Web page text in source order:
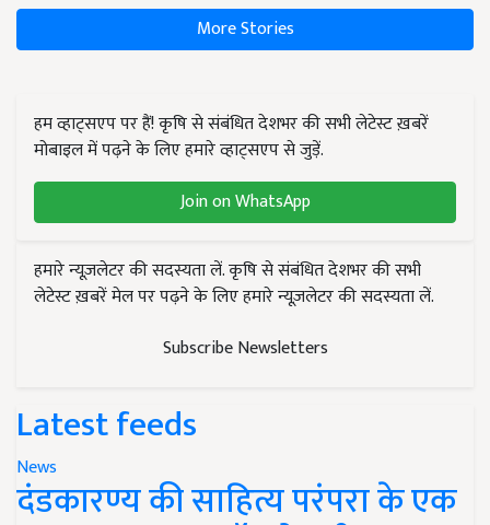
More Stories
हम व्हाट्सएप पर हैं! कृषि से संबंधित देशभर की सभी लेटेस्ट ख़बरें
मोबाइल में पढ़ने के लिए हमारे व्हाट्सएप से जुड़ें.
Join on WhatsApp
हमारे न्यूज़लेटर की सदस्यता लें. कृषि से संबंधित देशभर की सभी
लेटेस्ट ख़बरें मेल पर पढ़ने के लिए हमारे न्यूज़लेटर की सदस्यता लें.
Subscribe Newsletters
Latest feeds
News
दंडकारण्य की साहित्य परंपरा के एक